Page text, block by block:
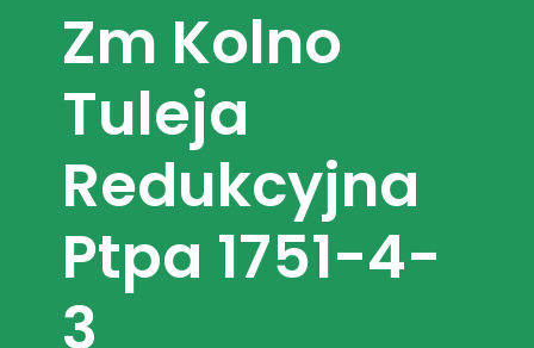
Zm Kolno
Tuleja
Redukcyjna
Ptpa 1751-4-
3